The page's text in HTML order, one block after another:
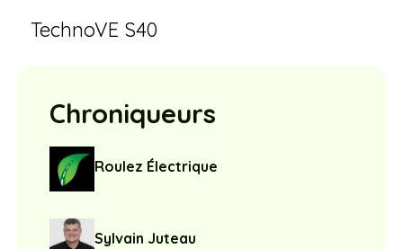
TechnoVE S40
Chroniqueurs
Roulez Électrique
Sylvain Juteau